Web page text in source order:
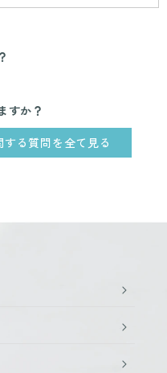
すか？
る質問を全て見る